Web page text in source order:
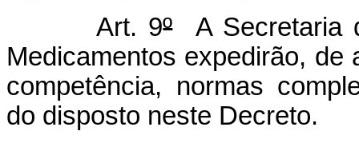
Art. 9ºA Secretaria
Medicamentos expedirão,
competência, normas
do disposto neste Decreto.